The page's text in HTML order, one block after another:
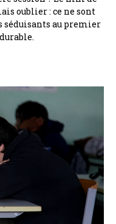
oublier : ce ne sont
séduisants au premier